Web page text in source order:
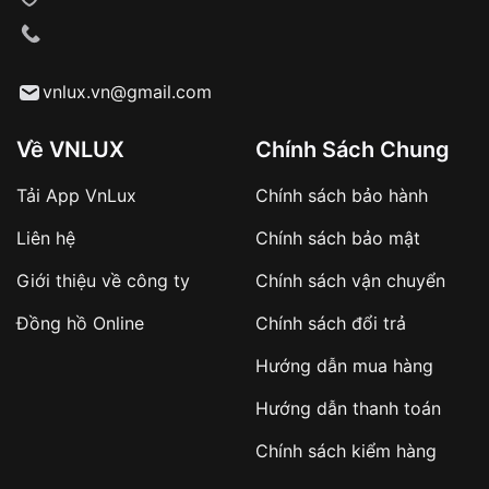
Từ khóa SEO:
sản phẩm đặc biệt
hàng
Số tiền còn lại thanh toán khi nhận hàng hoặc
✔️ Đảm bảo xử lý đơn hàng nhanh chóng
✔️ Hạn chế tình trạng hủy đơn không mong
vnlux.vn@gmail.com
Về VNLUX
Tải App VnLux
Liên hệ
Giới thiệu về công ty
Đồng hồ Online
Chính Sách Chung
Chính sách bảo hành
Chính sách bảo mật
Chính sách vận chuyển
Chính sách đổi trả
Hướng dẫn mua hàng
Hướng dẫn thanh toán
Chính sách kiểm hàng